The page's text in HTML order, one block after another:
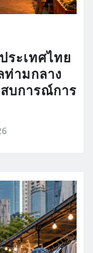
ระเทศไทย
ท่ามกลาง
บการณ์การ